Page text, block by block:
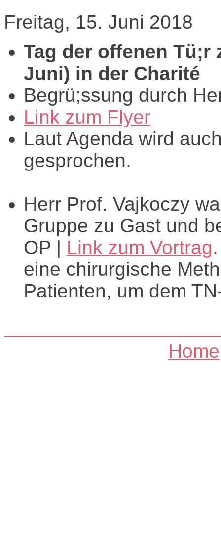
Freitag, 15. Juni 2018
Tag der offenen Tü;r
Juni) in der Charité
Begrü;ssung durch
Link zum Flyer
Laut Agenda wird
gesprochen.
Herr Prof. Vajkoczy
Gruppe zu Gast und
OP | Link zum Vortrag
eine chirurgische
Patienten, um dem
Home